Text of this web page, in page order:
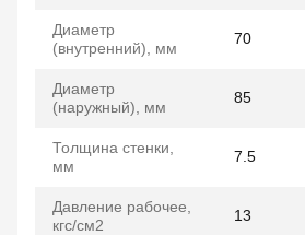
Диаметр
(внутренний), мм
70
Диаметр
(наружный), мм
85
Толщина стенки,
мм
7.5
Давление рабочее,
кгс/см2
13